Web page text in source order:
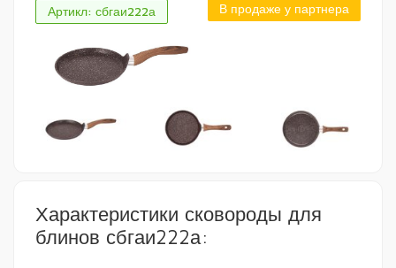
Артикл: сбгаи222а В продаже у партнера
Характеристики сковороды для
блинов сбгаи222а: